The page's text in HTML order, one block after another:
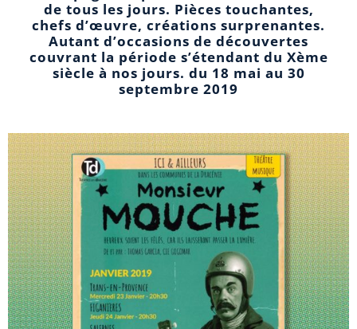
de tous les jours. Pièces touchantes,
chefs d’œuvre, créations surprenantes.
Autant d’occasions de découvertes
couvrant la période s’étendant du Xème
siècle à nos jours. du 18 mai au 30
septembre 2019